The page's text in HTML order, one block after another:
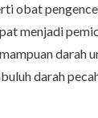
obat
menjadi
darah
darah